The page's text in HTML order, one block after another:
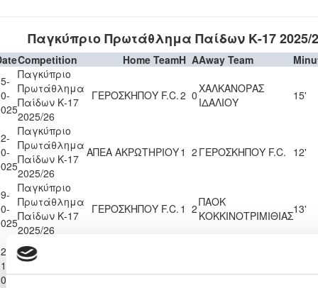
Παγκύπριο Πρωτάθλημα Παίδων Κ-17 2025/
Competition Home TeamH AAway Team
Παγκύπριο
Πρωτάθλημα
Παίδων Κ-17
2025/26
ΓΕΡΟΣΚΗΠΟΥ F.C.2 0ΧΑΛΚΑΝΟΡΑΣ
ΙΔΑΛΙΟΥ
15'
Παγκύπριο
Πρωτάθλημα
Παίδων Κ-17
2025/26
ΑΠΕΑ ΑΚΡΩΤΗΡΙΟΥ1 2 ΓΕΡΟΣΚΗΠΟΥ F.C. 12'
Παγκύπριο
Πρωτάθλημα
Παίδων Κ-17
2025/26
ΓΕΡΟΣΚΗΠΟΥ F.C. 1 2ΠΑΟΚ
ΚΟΚΚΙΝΟΤΡΙΜΙΘΙΑΣ13'
Παγκύπριο
Πρωτάθλημα
Παίδων Κ-17